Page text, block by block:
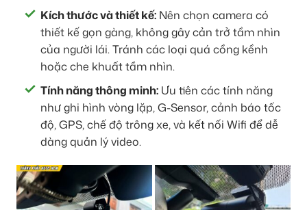
Kích thước và thiết kế: Nên chọn camera có
thiết kế gọn gàng, không gây cản trở tầm nhìn
của người lái. Tránh các loại quá cồng kềnh
hoặc che khuất tầm nhìn.
Tính năng thông minh: Ưu tiên các tính năng
như ghi hình vòng lặp, G-Sensor, cảnh báo tốc
độ, GPS, chế độ trông xe, và kết nối Wifi để dễ
dàng quản lý video.